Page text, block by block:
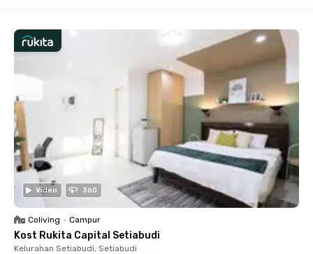
Video 360
Coliving • Campur
Kost Rukita Capital Setiabudi
Kelurahan Setiabudi, Setiabudi